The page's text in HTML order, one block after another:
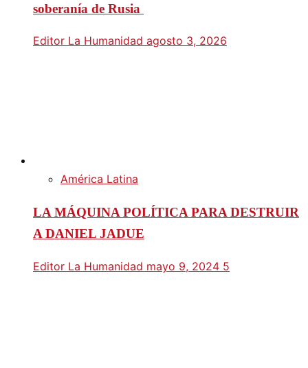
soberanía de Rusia
Editor La Humanidad agosto 3, 2026
América Latina
LA MÁQUINA POLÍTICA PARA DESTRUIR
A DANIEL JADUE
Editor La Humanidad mayo 9, 2024 5